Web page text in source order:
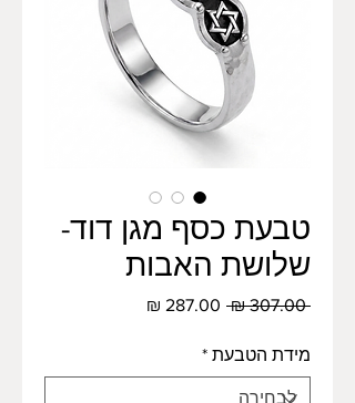
טבעת כסף מגן דוד-
שלושת האבות
‏307.00 ‏₪
מחיר
מידת הטבעת *